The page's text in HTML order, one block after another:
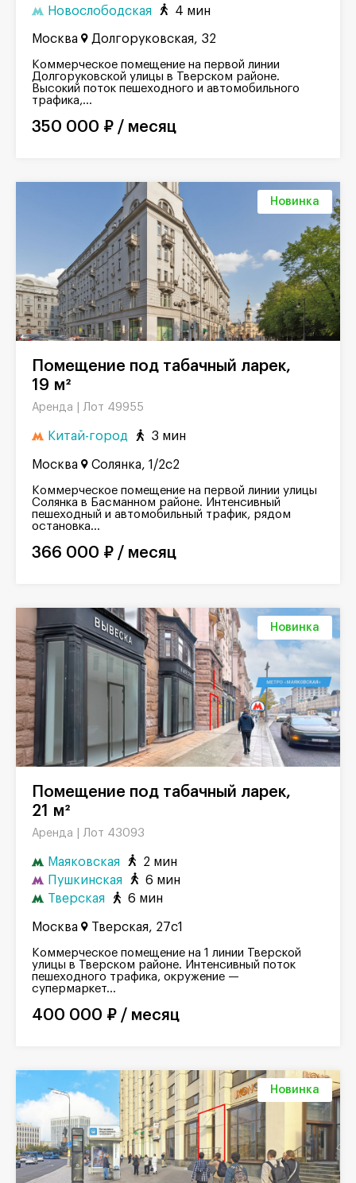
Новослободская
4 мин
Москва Долгоруковская, 32
Коммерческое помещение на первой линии
Долгоруковской улицы в Тверском районе.
Высокий поток пешеходного и автомобильного
трафика,...
350 000 ₽ / месяц
Новинка
19 м²
Аренда | Лот 49955
Китай-город 3 мин
Москва Солянка, 1/2с2
Коммерческое помещение на первой линии улицы
Солянка в Басманном районе. Интенсивный
пешеходный и автомобильный трафик, рядом
остановка...
366 000 ₽ / месяц
Новинка
Помещение под табачный ларек,
21 м²
Аренда | Лот 43093
Маяковская
2 мин
Пушкинская
6 мин
Тверская
6 мин
Москва Тверская, 27с1
Коммерческое помещение на 1 линии Тверской
улицы в Тверском районе. Интенсивный поток
пешеходного трафика, окружение —
супермаркет...
400 000 ₽ / месяц
Новинка